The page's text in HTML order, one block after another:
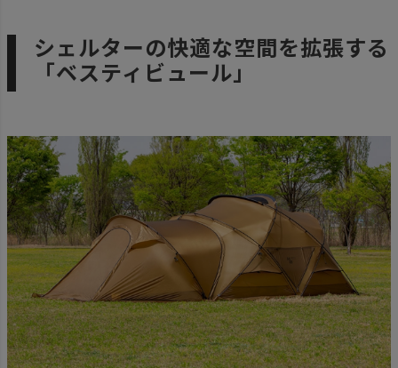
シェルターの快適な空間を拡張する
「ベスティビュール」